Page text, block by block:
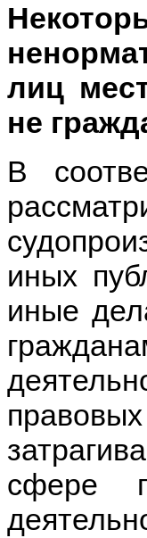
лиц
не
В
иных
иные
сфере